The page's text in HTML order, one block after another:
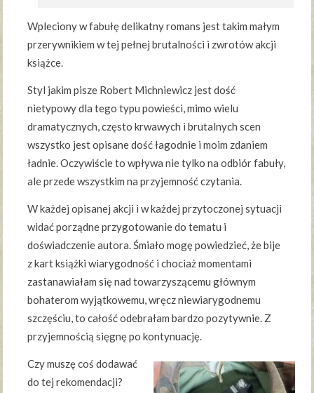
Wpleciony w fabułę delikatny romans jest takim małym
przerywnikiem w tej pełnej brutalności i zwrotów akcji
książce.
Styl jakim pisze Robert Michniewicz jest dość
nietypowy dla tego typu powieści, mimo wielu
dramatycznych, często krwawych i brutalnych scen
wszystko jest opisane dość łagodnie i moim zdaniem
ładnie. Oczywiście to wpływa nie tylko na odbiór fabuły,
ale przede wszystkim na przyjemność czytania.
W każdej opisanej akcji i w każdej przytoczonej sytuacji
widać porządne przygotowanie do tematu i
doświadczenie autora. Śmiało mogę powiedzieć, że bije
z kart książki wiarygodność i chociaż momentami
zastanawiałam się nad towarzyszącemu głównym
bohaterom wyjątkowemu, wręcz niewiarygodnemu
szczęściu, to całość odebrałam bardzo pozytywnie. Z
przyjemnością sięgnę po kontynuację.
Czy muszę coś dodawać
do tej rekomendacji?